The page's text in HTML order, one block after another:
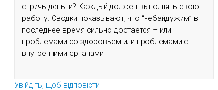
стричь деньги? Каждый должен выполнять свою
работу. Сводки показывают, что “небайдужим” в
последнее время сильно достаётся – или
проблемами со здоровьем или проблемами с
внутренними органами
Увійдіть, щоб відповісти